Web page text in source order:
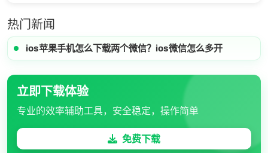
热门新闻
ios苹果手机怎么下载两个微信？ios微信怎么多开
立即下载体验
专业的效率辅助工具，安全稳定，操作简单
免费下载